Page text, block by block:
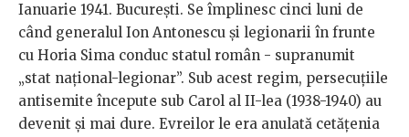
Ianuarie 1941. București. Se împlinesc cinci luni de
când generalul Ion Antonescu și legionarii în frunte
cu Horia Sima conduc statul român - supranumit
„stat național-legionar”. Sub acest regim, persecuțiile
antisemite începute sub Carol al II-lea (1938-1940) au
devenit și mai dure. Evreilor le era anulată cetățenia